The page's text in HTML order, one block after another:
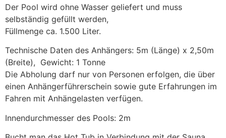
Der Pool wird ohne Wasser geliefert und muss
selbständig gefüllt werden,
Füllmenge ca. 1.500 Liter.
Technische Daten des Anhängers: 5m (Länge) x 2,50m
(Breite), Gewicht: 1 Tonne
Die Abholung darf nur von Personen erfolgen, die über
einen Anhängerführerschein sowie gute Erfahrungen im
Fahren mit Anhängelasten verfügen.
Innendurchmesser des Pools: 2m